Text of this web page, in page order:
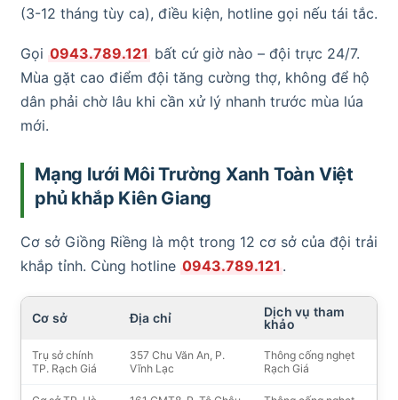
(3-12 tháng tùy ca), điều kiện, hotline gọi nếu tái tắc.
Gọi 0943.789.121 bất cứ giờ nào – đội trực 24/7.
Mùa gặt cao điểm đội tăng cường thợ, không để hộ
dân phải chờ lâu khi cần xử lý nhanh trước mùa lúa
mới.
Mạng lưới Môi Trường Xanh Toàn Việt
phủ khắp Kiên Giang
Cơ sở Giồng Riềng là một trong 12 cơ sở của đội trải
khắp tỉnh. Cùng hotline 0943.789.121 .
Cơ sở Địa chỉ
Dịch vụ tham
khảo
Trụ sở chính
TP. Rạch Giá
357 Chu Văn An, P.
Vĩnh Lạc
Thông cống nghẹt
Rạch Giá